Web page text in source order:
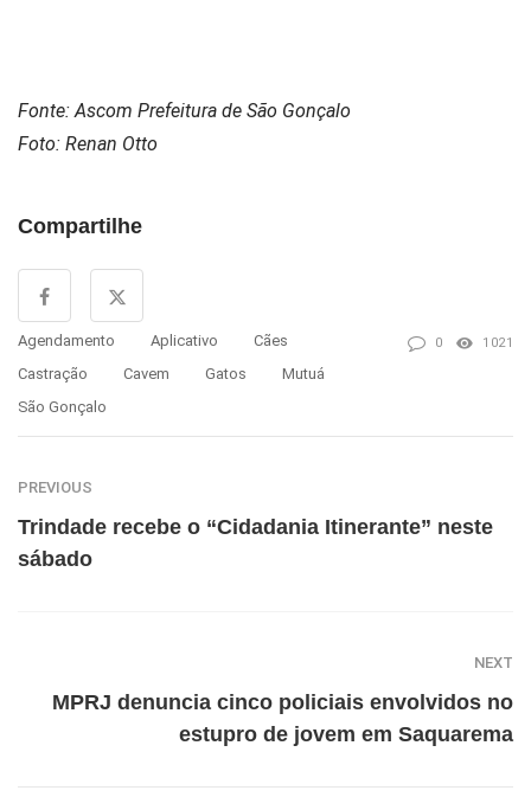
Fonte: Ascom Prefeitura de São Gonçalo
Foto: Renan Otto
Compartilhe
Agendamento Aplicativo
Cães
Castração
Cavem Gatos
Mutuá
São Gonçalo
0 1021
PREVIOUS
Trindade recebe o “Cidadania Itinerante” neste
sábado
NEXT
MPRJ denuncia cinco policiais envolvidos no
estupro de jovem em Saquarema